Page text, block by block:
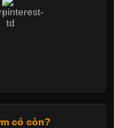
có còn?